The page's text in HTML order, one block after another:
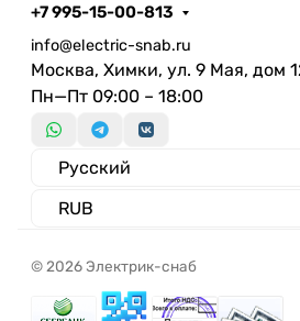
+7 995-15-00-813
info@electric-snab.ru
Москва, Химки, ул. 9 Мая, дом
Пн—Пт 09:00 – 18:00
© 2026 Электрик-снаб